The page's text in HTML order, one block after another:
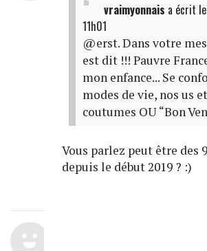
vraimyonnais a écrit
11h01
@erst. Dans votre
est dit !!! Pauvre
mon enfance... Se
modes de vie, nos us
coutumes OU “Bon
Vous parlez peut être des
depuis le début 2019 ? :)